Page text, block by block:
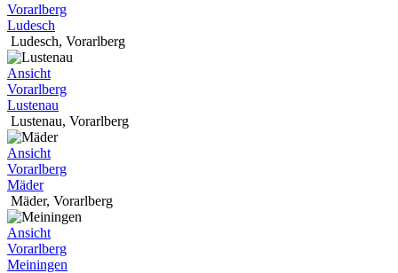
Vorarlberg
Ludesch
Ludesch, Vorarlberg
Ansicht
Vorarlberg
Lustenau
Lustenau, Vorarlberg
Ansicht
Vorarlberg
Mäder
Mäder, Vorarlberg
Ansicht
Vorarlberg
Meiningen